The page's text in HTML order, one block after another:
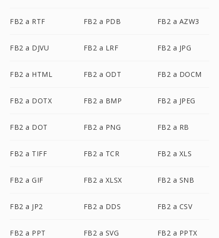
FB2 a RTF FB2 a PDB FB2 a AZW3
FB2 a DJVU FB2 a LRF FB2 a JPG
FB2 a HTML FB2 a ODT FB2 a DOCM
FB2 a DOTX FB2 a BMP FB2 a JPEG
FB2 a DOT FB2 a PNG FB2 a RB
FB2 a TIFF FB2 a TCR FB2 a XLS
FB2 a GIF FB2 a XLSX FB2 a SNB
FB2 a JP2 FB2 a DDS FB2 a CSV
FB2 a PPT FB2 a SVG FB2 a PPTX